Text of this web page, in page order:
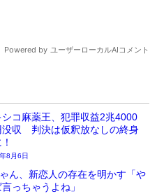
シコ麻薬王、犯罪収益2兆4000
没収 判決は仮釈放なしの終身
8月6日
ん、新恋人の存在を明かす「や
言っちゃうよね」